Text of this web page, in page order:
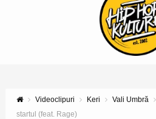
Videoclipuri Keri Vali Umbră
startul (feat. Rage)